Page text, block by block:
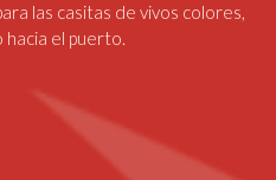
las casitas de vivos colores,
hacia el puerto.